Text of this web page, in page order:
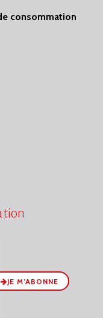
consommation
JE M’ABONNE